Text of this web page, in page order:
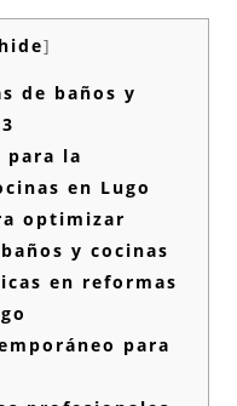
]
de baños y
para la
en Lugo
optimizar
y cocinas
en reformas
para